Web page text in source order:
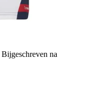
Bijgeschreven na